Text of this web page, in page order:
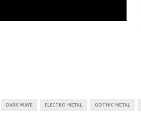
DARK WAVE ELECTRO METAL GOTHIC METAL